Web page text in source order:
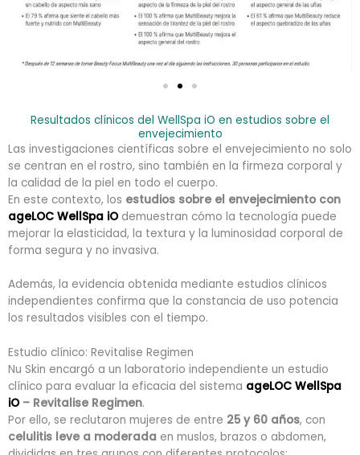
Resultados clínicos del WellSpa iO en estudios sobre el
envejecimiento
Las investigaciones científicas sobre el envejecimiento no solo
se centran en el rostro, sino también en la firmeza corporal y
la calidad de la piel en todo el cuerpo.
En este contexto, los estudios sobre el envejecimiento con
ageLOC WellSpa iOdemuestran cómo la tecnología puede
mejorar la elasticidad, la textura y la luminosidad corporal de
forma segura y no invasiva.
Además, la evidencia obtenida mediante estudios clínicos
independientes confirma que la constancia de uso potencia
los resultados visibles con el tiempo.
Estudio clínico: Revitalise Regimen
Nu Skin encargó a un laboratorio independiente un estudio
clínico para evaluar la eficacia del sistema ageLOC WellSpa
iO– Revitalise Regimen.
Por ello, se reclutaron mujeres de entre 25 y 60 años, con
celulitis leve a moderada en muslos, brazos o abdomen,